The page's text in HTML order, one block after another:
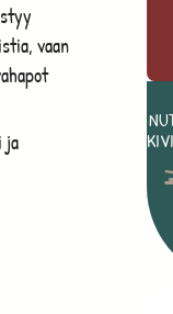
vaan
ja